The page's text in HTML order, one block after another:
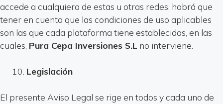
accede a cualquiera de estas u otras redes, habrá que
tener en cuenta que las condiciones de uso aplicables
son las que cada plataforma tiene establecidas, en las
cuales, Pura Cepa Inversiones S.L no interviene.
Legislación
El presente Aviso Legal se rige en todos y cada uno de